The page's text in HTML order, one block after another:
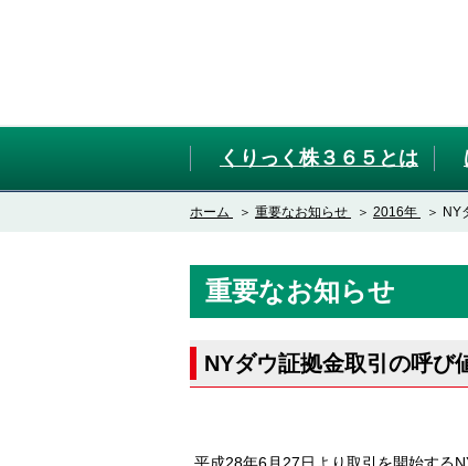
くりっく株３６５とは
ホーム 重要なお知らせ 2016年 NY
重要なお知らせ
NYダウ証拠金取引の呼び